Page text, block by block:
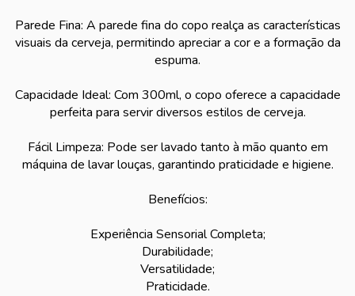
Parede Fina: A parede fina do copo realça as características
visuais da cerveja, permitindo apreciar a cor e a formação da
espuma.
Capacidade Ideal: Com 300ml, o copo oferece a capacidade
perfeita para servir diversos estilos de cerveja.
Fácil Limpeza: Pode ser lavado tanto à mão quanto em
máquina de lavar louças, garantindo praticidade e higiene.
Benefícios:
Experiência Sensorial Completa;
Durabilidade;
Versatilidade;
Praticidade.